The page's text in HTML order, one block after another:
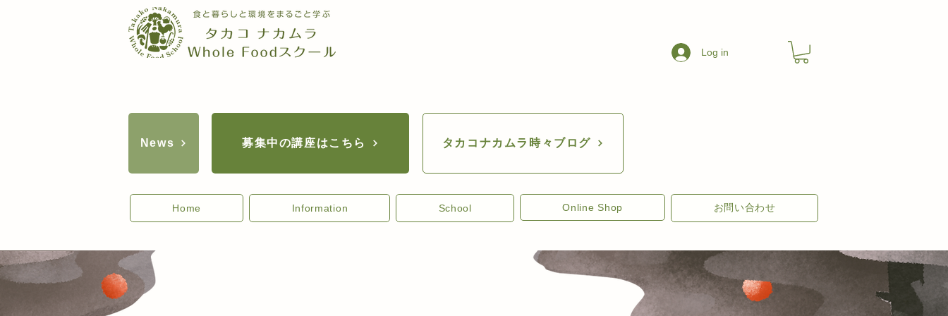
News 募集中の講座はこちら
Log in
タカコナカムラ時々ブログ
Home Information School Online Shop お問い合わせ